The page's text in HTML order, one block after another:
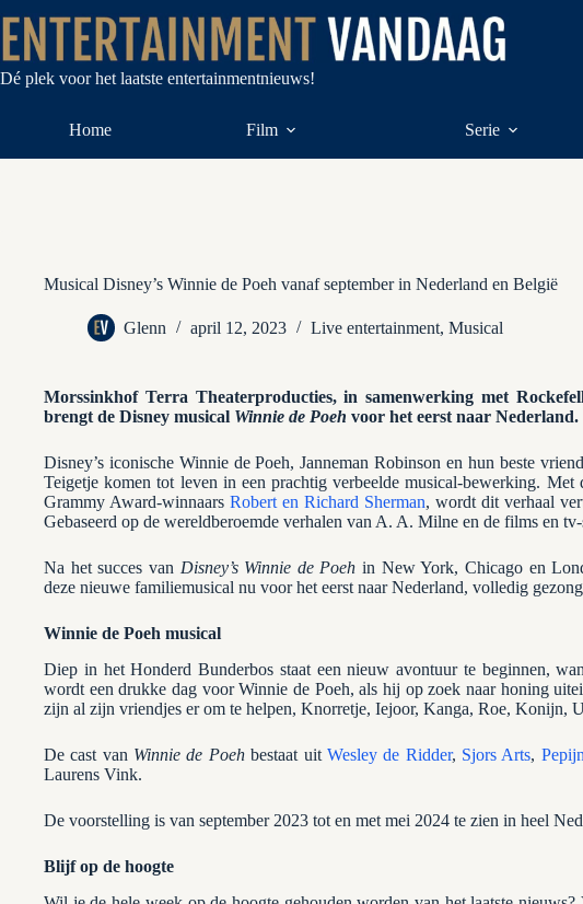
naar
de
inhoud
Dé plek voor het laatste entertainmentnieuws!
Home Film Serie
Musical Disney’s Winnie de Poeh vanaf september in Nederland en België
Glenn april 12, 2023 Live entertainment, Musical
Morssinkhof Terra Theaterproducties, in samenwerking met
brengt de Disney musical Winnie de Poeh voor het eerst naar Nederland.
Disney’s iconische Winnie de Poeh, Janneman Robinson en hun beste
Teigetje komen tot leven in een prachtig verbeelde musical-bewerking. Met
Grammy Award-winnaarsRobert en Richard Sherman, wordt dit verhaal
Gebaseerd op de wereldberoemde verhalen van A. A. Milne en de films en
Na het succes van Disney’s Winnie de Poeh in New York, Chicago en
deze nieuwe familiemusical nu voor het eerst naar Nederland, volledig
Winnie de Poeh musical
Diep in het Honderd Bunderbos staat een nieuw avontuur te beginnen,
wordt een drukke dag voor Winnie de Poeh, als hij op zoek naar honing
zijn al zijn vriendjes er om te helpen, Knorretje, Iejoor, Kanga, Roe, Konijn,
De cast van Winnie de Poehbestaat uit Wesley de Ridder, Sjors Arts,
Laurens Vink.
De voorstelling is van september 2023 tot en met mei 2024 te zien in heel
Blijf op de hoogte